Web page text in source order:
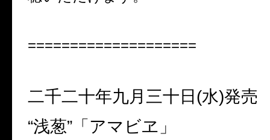
====================
二千二十年九月三十日(水)発売
“浅葱”「アマビヱ」